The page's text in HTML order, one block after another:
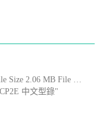
Size 2.06 MB File …
中文型錄"